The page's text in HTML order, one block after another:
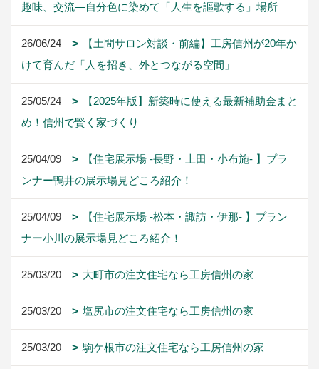
趣味、交流―自分色に染めて「人生を謳歌する」場所
26/06/24
【土間サロン対談・前編】工房信州が20年か
けて育んだ「人を招き、外とつながる空間」
25/05/24
【2025年版】新築時に使える最新補助金まと
め！信州で賢く家づくり
25/04/09
【住宅展示場 -長野・上田・小布施- 】プラ
ンナー鴨井の展示場見どころ紹介！
25/04/09
【住宅展示場 -松本・諏訪・伊那- 】プラン
ナー小川の展示場見どころ紹介！
25/03/20 大町市の注文住宅なら工房信州の家
25/03/20 塩尻市の注文住宅なら工房信州の家
25/03/20 駒ケ根市の注文住宅なら工房信州の家